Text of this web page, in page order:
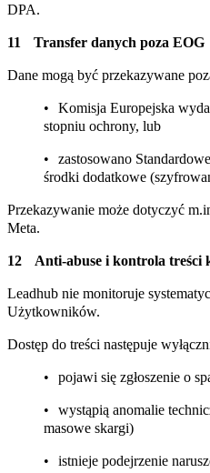
DPA.
Transfer danych poza EOG
Dane mogą być przekazywane
Komisja Europejska
stopniu ochrony, lub
zastosowano
środki dodatkowe
Przekazywanie może dotyczyć
Meta.
Anti-abuse i kontrola treści
Leadhub nie monitoruje
Użytkowników.
Dostęp do treści następuje
pojawi się zgłoszenie o
wystąpią anomalie
masowe skargi)
istnieje podejrzenie